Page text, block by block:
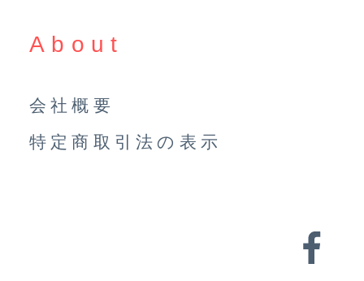
About
会社概要
特定商取引法の表示